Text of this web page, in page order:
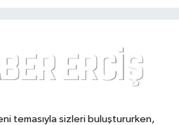
temasıyla sizleri buluştururken,